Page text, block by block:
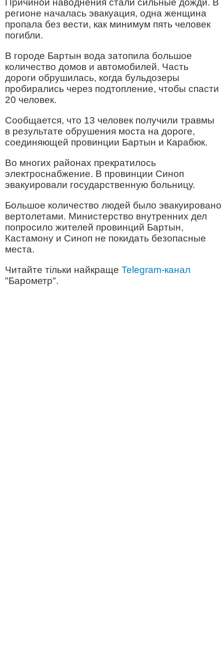
Причиной наводнения стали сильные дожди. В
регионе началась эвакуация, одна женщина
пропала без вести, как минимум пять человек
погибли.
В городе Бартын вода затопила большое
количество домов и автомобилей. Часть
дороги обрушилась, когда бульдозеры
пробирались через подтопление, чтобы спасти
20 человек.
Сообщается, что 13 человек получили травмы
в результате обрушения моста на дороге,
соединяющей провинции Бартын и Карабюк.
Во многих районах прекратилось
электроснабжение. В провинции Синоп
эвакуировали государственную больницу.
Большое количество людей было эвакуировано
вертолетами. Министерство внутренних дел
попросило жителей провинций Бартын,
Кастамону и Синоп не покидать безопасные
места.
Читайте тільки найкраще Telegram-канал
"Барометр".